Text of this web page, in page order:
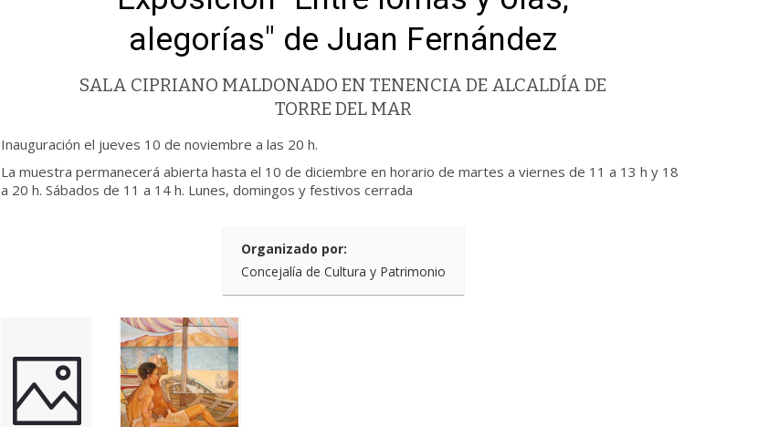
alegorías" de Juan Fernández
SALA CIPRIANO MALDONADO EN TENENCIA DE ALCALDÍA DE
TORRE DEL MAR
Inauguración el jueves 10 de noviembre a las 20 h.
La muestra permanecerá abierta hasta el 10 de diciembre en horario de martes a viernes de 11 a 13 h y 18
a 20 h. Sábados de 11 a 14 h. Lunes, domingos y festivos cerrada
Organizado por:
Concejalía de Cultura y Patrimonio